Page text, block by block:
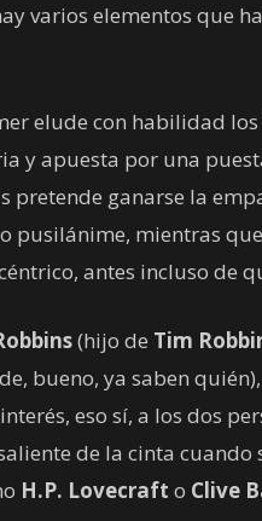
varios elementos que
elude con habilidad
y apuesta por una
pretende ganarse la
pusilánime, mientras
antes incluso de
(hijo de Tim
bueno, ya saben
eso sí, a los dos
de la cinta
H.P. Lovecraft o Clive